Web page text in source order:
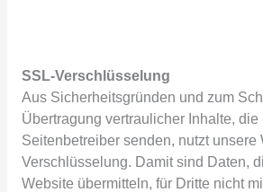
SSL-Verschlüsselung
Aus Sicherheitsgründen und zum
Übertragung vertraulicher Inhalte,
Seitenbetreiber senden, nutzt unsere
Verschlüsselung. Damit sind Daten,
Website übermitteln, für Dritte nicht